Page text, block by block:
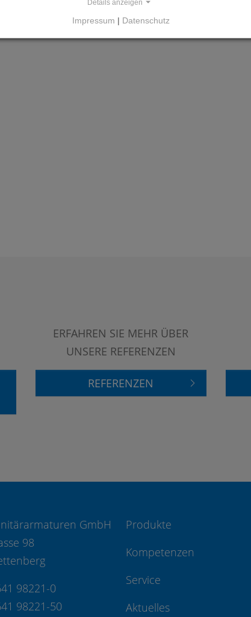
ERFAHREN SIE MEHR ÜBER
UNSERE REFERENZEN
REFERENZEN
GmbH
98
98221-0
98221-50
Produkte
Kompetenzen
Service
Aktuelles
Details anzeigen
Impressum | Datenschutz